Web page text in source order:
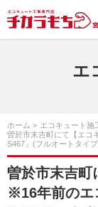
エ
ホーム エコキュート施
曽於市末吉町にて【エコ
S467」(フルオートタイ
曽於市末吉町
※16年前のエ